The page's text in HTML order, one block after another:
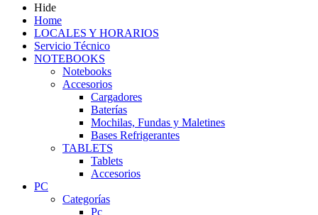
Hide
Home
LOCALES Y HORARIOS
Servicio Técnico
NOTEBOOKS
Notebooks
Accesorios
Cargadores
Baterías
Mochilas, Fundas y Maletines
Bases Refrigerantes
TABLETS
Tablets
Accesorios
PC
Categorías
Pc